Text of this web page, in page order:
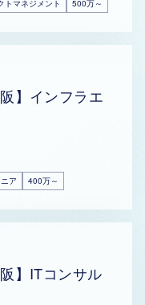
トマネジメント 500万～
】インフラエ
ア 400万～
】ITコンサル